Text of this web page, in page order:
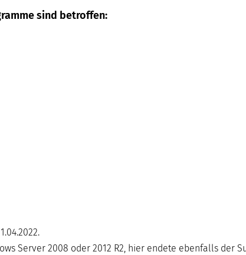
sind betroffen:
Server 2008 oder 2012 R2, hier endete ebenfalls der